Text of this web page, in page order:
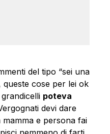
del tipo “sei una
queste cose per lei ok
poteva
devi dare
e persona fai